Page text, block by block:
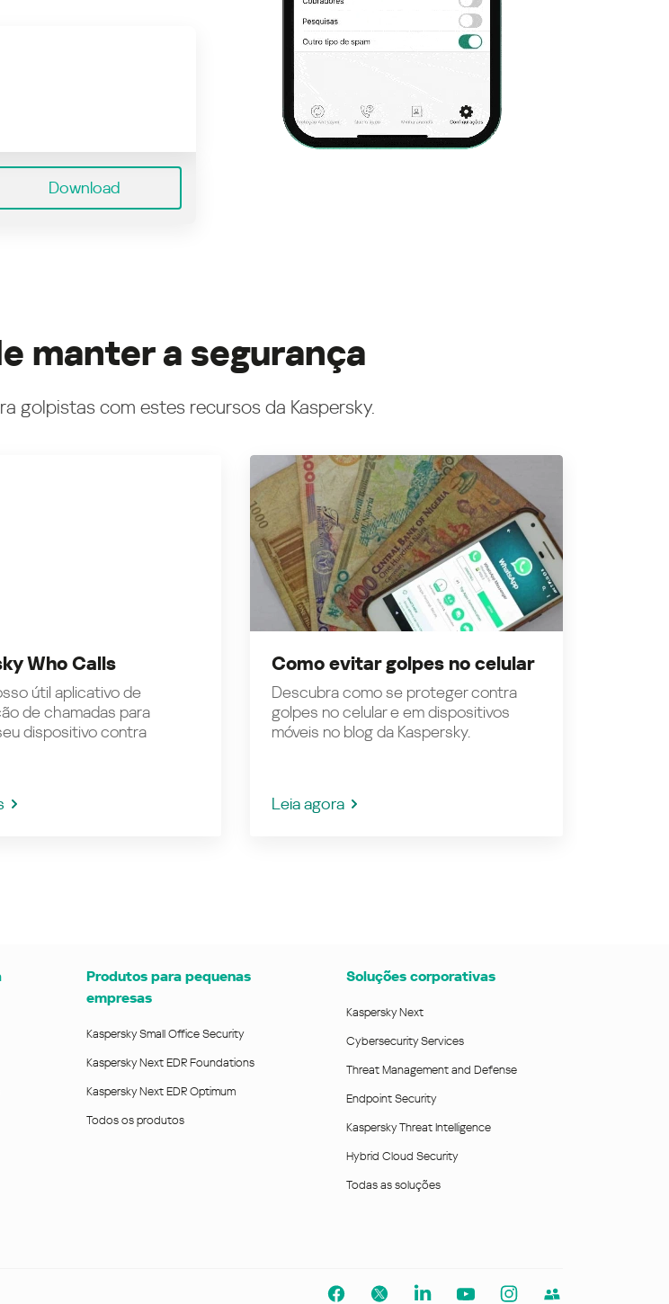
Download
manter a segurança
golpistas com estes recursos da Kaspersky.
Who Calls
útil aplicativo de
de chamadas para
dispositivo contra
Como evitar golpes no celular
Descubra como se proteger contra
golpes no celular e em dispositivos
móveis no blog da Kaspersky.
Leia agora
Produtos para pequenas
empresas
Kaspersky Small Office Security
Kaspersky Next EDR Foundations
Kaspersky Next EDR Optimum
Todos os produtos
Soluções corporativas
Kaspersky Next
Cybersecurity Services
Threat Management and Defense
Endpoint Security
Kaspersky Threat Intelligence
Hybrid Cloud Security
Todas as soluções